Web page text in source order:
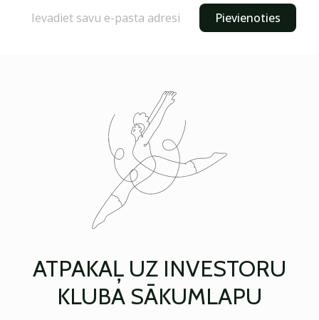
Pievienoties
ATPAKAĻ UZ INVESTORU
KLUBA SĀKUMLAPU